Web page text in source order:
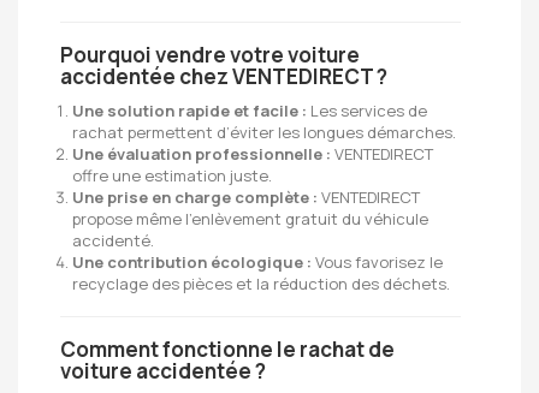
Pourquoi vendre votre voiture
accidentée chez VENTEDIRECT ?
Une solution rapide et facile : Les services de
rachat permettent d’éviter les longues démarches.
Une évaluation professionnelle : VENTEDIRECT
offre une estimation juste.
Une prise en charge complète : VENTEDIRECT
propose même l’enlèvement gratuit du véhicule
accidenté.
Une contribution écologique : Vous favorisez le
recyclage des pièces et la réduction des déchets.
Comment fonctionne le rachat de
voiture accidentée ?